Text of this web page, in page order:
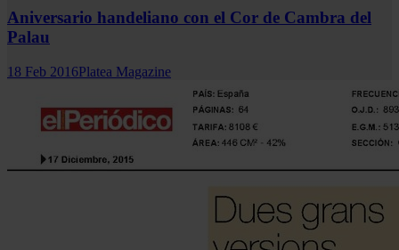
Aniversario handeliano con el Cor de Cambra del
Palau
18 Feb 2016Platea Magazine